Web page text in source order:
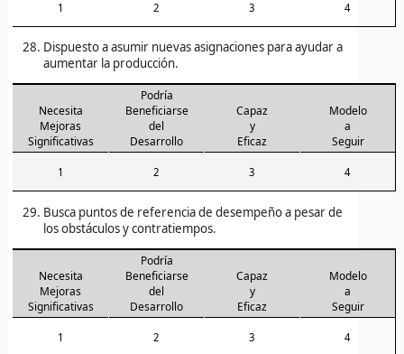
1 2 3 4
Dispuesto a asumir nuevas asignaciones para ayudar a
aumentar la producción.
Necesita
Mejoras
Significativas
Podría
Beneficiarse
del
Desarrollo
Capaz
y
Eficaz
Modelo
a
Seguir
1 2 3 4
Busca puntos de referencia de desempeño a pesar de
los obstáculos y contratiempos.
Necesita
Mejoras
Significativas
Podría
Beneficiarse
del
Desarrollo
Capaz
y
Eficaz
Modelo
a
Seguir
1 2 3 4